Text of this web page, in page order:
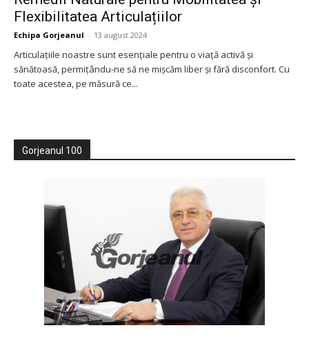
Flexibilitatea Articulațiilor
Echipa Gorjeanul - 13 august 2024
Articulațiile noastre sunt esențiale pentru o viață activă și
sănătoasă, permițându-ne să ne mișcăm liber și fără disconfort. Cu
toate acestea, pe măsură ce...
Gorjeanul 100